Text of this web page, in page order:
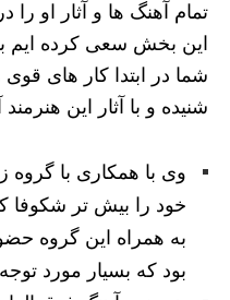
تمام آهنگ ها و آثار او را
این بخش سعی کرده ایم
شما در ابتدا کار های
شنیده و با آثار این
وی با همکاری با گروه
خود را بیش تر شکوفا
به همراه این گروه
بود که بسیار مورد